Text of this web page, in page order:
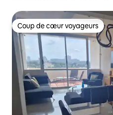
Coup de cœur voyageurs
Coup de cœur voyageurs